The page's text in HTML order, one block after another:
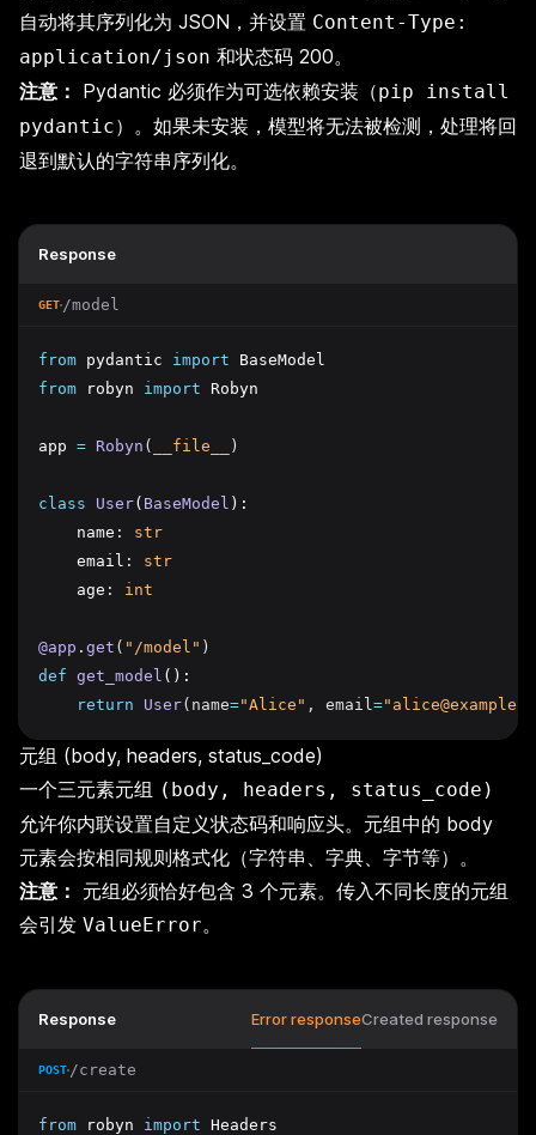
自动将其序列化为 JSON，并设置 Content-Type:
application/json 和状态码 200。
注意： Pydantic 必须作为可选依赖安装（pip install
pydantic）。如果未安装，模型将无法被检测，处理将回
退到默认的字符串序列化。
Response
GET /model
from pydantic import BaseModel
from robyn import Robyn
app = Robyn ( __file__ )
class User( BaseModel ):
    name
:
str
    email
:
str
    age
: int
@app . get ( "/model" )
def get_model ():
return
User(name="Alice" , email=
元组 (body, headers, status_code)
一个三元素元组 (body, headers, status_code)
允许你内联设置自定义状态码和响应头。元组中的 body
元素会按相同规则格式化（字符串、字典、字节等）。
注意： 元组必须恰好包含 3 个元素。传入不同长度的元组
会引发 ValueError。
Response Error responseCreated response
POST /create
from robyn import Headers